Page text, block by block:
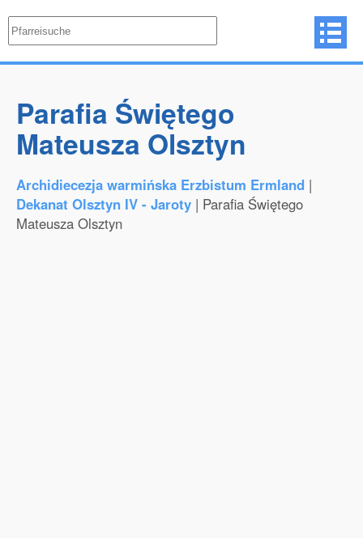
Parafia Świętego
Mateusza Olsztyn
Archidiecezja warmińska Erzbistum Ermland |
Dekanat Olsztyn IV - Jaroty | Parafia Świętego
Mateusza Olsztyn